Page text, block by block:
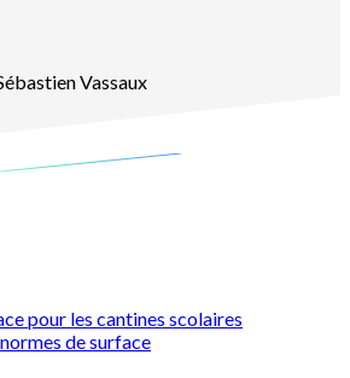
Vassaux
pour les cantines scolaires
de surface